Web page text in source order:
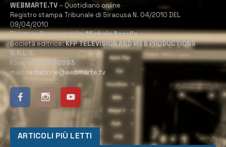
WEBMARTE.TV – Quotidiano online
Registro stampa Tribunale di Siracusa N. 04/2010 DEL
09/04/2010
Direttore Responsabile:Michele Accolla
Società editrice:KFP TELEVISION AND WEB PRODUCTIONS
S.R.L.S.
P.Iva: 02184950893
mail: redazione@webmarte.tv
ARTICOLI PIÙ LETTI